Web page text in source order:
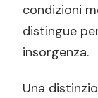
condizioni
distingue
insorgenza.
Una